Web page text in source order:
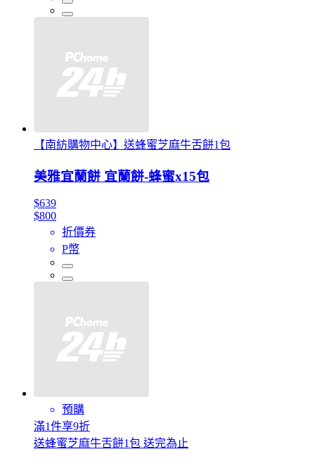
【南紡購物中心】送蜂蜜芝麻牛舌餅1包
美雅宜蘭餅 宜蘭餅-蜂蜜x15包
$639
$800
折價券
P幣
預購
滿1件享9折
送蜂蜜芝麻牛舌餅1包 送完為止